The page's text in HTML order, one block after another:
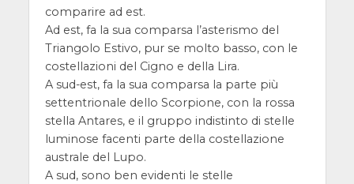
comparire ad est.
Ad est, fa la sua comparsa l’asterismo del
Triangolo Estivo, pur se molto basso, con le
costellazioni del Cigno e della Lira.
A sud-est, fa la sua comparsa la parte più
settentrionale dello Scorpione, con la rossa
stella Antares, e il gruppo indistinto di stelle
luminose facenti parte della costellazione
australe del Lupo.
A sud, sono ben evidenti le stelle